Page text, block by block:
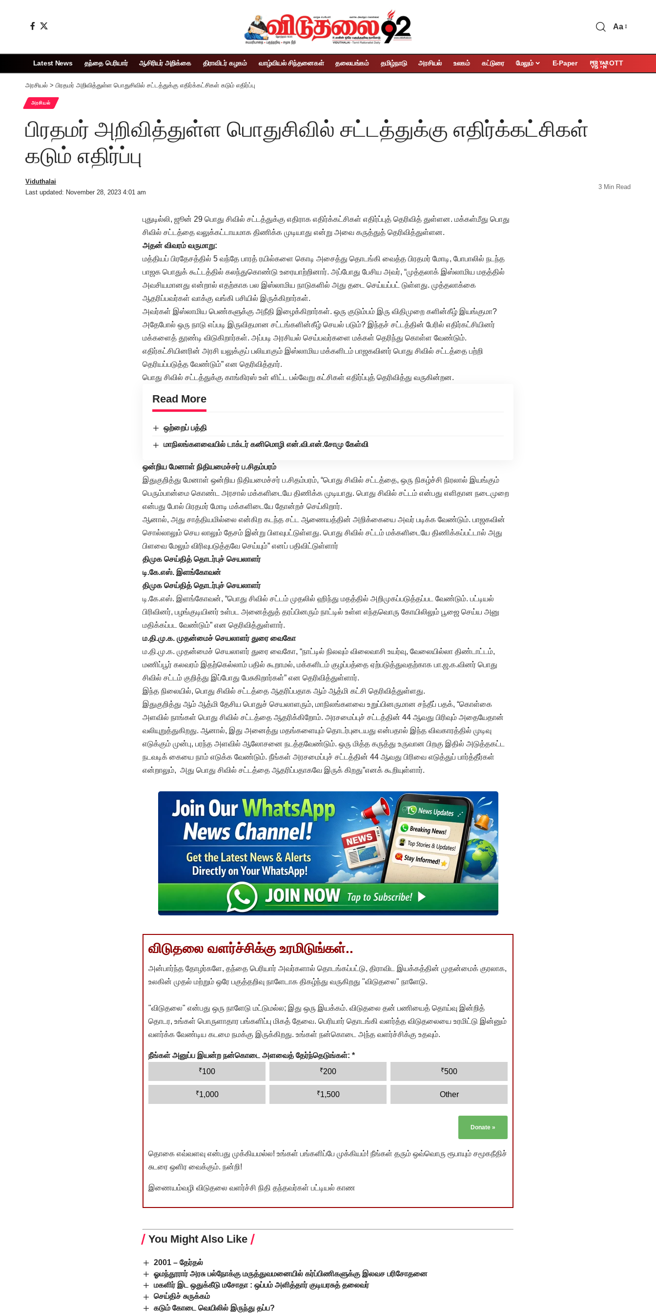
Aa
Latest News தந்தை பெரியார் ஆசிரியர் அறிக்கை திராவிடர் கழகம் வாழ்வியல் சிந்தனைகள் தலையங்கம் தமிழ்நாடு அரசியல் உலகம் கட்டுரை மேலும் E-Paper OTT
அரசியல் > பிரதமர் அறிவித்துள்ள பொதுசிவில் சட்டத்துக்கு எதிர்க்கட்சிகள் கடும் எதிர்ப்பு
அரசியல்
பிரதமர் அறிவித்துள்ள பொதுசிவில் சட்டத்துக்கு எதிர்க்கட்சிகள்
கடும் எதிர்ப்பு
Last updated: November 28, 2023 4:01 am
Viduthalai
3 Min Read
புதுடில்லி, ஜூன் 29 பொது சிவில் சட்டத்துக்கு எதிராக எதிர்க்கட்சிகள் எதிர்ப்புத் தெரிவித் துள்ளன. மக்கள்மீது பொது
சிவில் சட்டத்தை வலுக்கட்டாயமாக திணிக்க முடியாது என்று அவை கருத்துத் தெரிவித்துள்ளன.
அதன் விவரம் வருமாறு:
மத்தியப் பிரதேசத்தில் 5 வந்தே பாரத் ரயில்களை கொடி அசைத்து தொடங்கி வைத்த பிரதமர் மோடி, போபாலில் நடந்த
பாஜக பொதுக் கூட்டத்தில் கலந்துகொண்டு உரையாற்றினார். அப்போது பேசிய அவர், “முத்தலாக் இஸ்லாமிய மதத்தில்
அவசியமானது என்றால் எதற்காக பல இஸ்லாமிய நாடுகளில் அது தடை செய்யப்பட் டுள்ளது. முத்தலாக்கை
ஆதரிப்பவர்கள் வாக்கு வங்கி பசியில் இருக்கிறார்கள்.
அவர்கள் இஸ்லாமிய பெண்களுக்கு அநீதி இழைக்கிறார்கள். ஒரு குடும்பம் இரு விதிமுறை களின்கீழ் இயங்குமா?
அதேபோல் ஒரு நாடு எப்படி இருவிதமான சட்டங்களின்கீழ் செயல் படும்? இந்தச் சட்டத்தின் பேரில் எதிர்கட்சியினர்
மக்களைத் தூண்டி விடுகிறார்கள். அப்படி அரசியல் செய்பவர்களை மக்கள் தெரிந்து கொள்ள வேண்டும்.
எதிர்கட்சியினரின் அரசி யலுக்குப் பலியாகும் இஸ்லாமிய மக்களிடம் பாஜகவினர் பொது சிவில் சட்டத்தை பற்றி
தெரியப்படுத்த வேண்டும்” என தெரிவித்தார்.
பொது சிவில் சட்டத்துக்கு காங்கிரஸ் உள் ளிட்ட பல்வேறு கட்சிகள் எதிர்ப்புத் தெரிவித்து வருகின்றன.
Read More
ஒற்றைப் பத்தி
மாநிலங்களவையில் டாக்டர் கனிமொழி என்.வி.என்.சோமு கேள்வி
ஒன்றிய மேனாள் நிதியமைச்சர் ப.சிதம்பரம்
இதுகுறித்து மேனாள் ஒன்றிய நிதியமைச்சர் ப.சிதம்பரம், “பொது சிவில் சட்டத்தை, ஒரு நிகழ்ச்சி நிரலால் இயங்கும்
பெரும்பான்மை கொண்ட அரசால் மக்களிடையே திணிக்க முடியாது. பொது சிவில் சட்டம் என்பது எளிதான நடைமுறை
என்பது போல் பிரதமர் மோடி மக்களிடையே தோன்றச் செய்கிறார்.
ஆனால், அது சாத்தியமில்லை என்கிற கடந்த சட்ட ஆணையத்தின் அறிக்கையை அவர் படிக்க வேண்டும். பாஜகவின்
சொல்லாலும் செய லாலும் தேசம் இன்று பிளவுபட்டுள்ளது. பொது சிவில் சட்டம் மக்களிடையே திணிக்கப்பட்டால் அது
பிளவை மேலும் விரிவுபடுத்தவே செய்யும்” எனப் பதிவிட்டுள்ளார்
திமுக செய்தித் தொடர்புச் செயலாளர்
டி.கே.எஸ். இளங்கோவன்
திமுக செய்தித் தொடர்புச் செயலாளர்
டி.கே.எஸ். இளங்கோவன், “பொது சிவில் சட்டம் முதலில் ஹிந்து மதத்தில் அறிமுகப்படுத்தப்பட வேண்டும். பட்டியல்
பிரிவினர், பழங்குடியினர் உள்பட அனைத்துத் தரப்பினரும் நாட்டில் உள்ள எந்தவொரு கோயிலிலும் பூஜை செய்ய அனு
மதிக்கப்பட வேண்டும்” என தெரிவித்துள்ளார்.
ம.தி.மு.க. முதன்மைச் செயலாளர் துரை வைகோ
ம.தி.மு.க. முதன்மைச் செயலாளர் துரை வைகோ, “நாட்டில் நிலவும் விலைவாசி உயர்வு, வேலையில்லா திண்டாட்டம்,
மணிப்பூர் கலவரம் இதற்கெல்லாம் பதில் கூறாமல், மக்களிடம் குழப்பத்தை ஏற்படுத்துவதற்காக பா.ஜ.க.வினர் பொது
சிவில் சட்டம் குறித்து இப்போது பேசுகிறார்கள்” என தெரிவித்துள்ளார்.
இந்த நிலையில், பொது சிவில் சட்டத்தை ஆதரிப்பதாக ஆம் ஆத்மி கட்சி தெரிவித்துள்ளது.
இதுகுறித்து ஆம் ஆத்மி தேசிய பொதுச் செயலாளரும், மாநிலங்களவை உறுப்பினருமான சந்தீப் பதக், “கொள்கை
அளவில் நாங்கள் பொது சிவில் சட்டத்தை ஆதரிக்கிறோம். அரசமைப்புச் சட்டத்தின் 44 ஆவது பிரிவும் அதையேதான்
வலியுறுத்துகிறது. ஆனால், இது அனைத்து மதங்களையும் தொடர்புடையது என்பதால் இந்த விவகாரத்தில் முடிவு
எடுக்கும் முன்பு, பரந்த அளவில் ஆலோசனை நடத்தவேண்டும். ஒரு மித்த கருத்து உருவான பிறகு இதில் அடுத்தகட்ட
நடவடிக் கையை நாம் எடுக்க வேண்டும். நீங்கள் அரசமைப்புச் சட்டத்தின் 44 ஆவது பிரிவை எடுத்துப் பார்த்தீர்கள்
என்றாலும், அது பொது சிவில் சட்டத்தை ஆதரிப்பதாகவே இருக் கிறது”எனக் கூறியுள்ளார்.
விடுதலை வளர்ச்சிக்கு உரமிடுங்கள்..
அன்பார்ந்த தோழர்களே, தந்தை பெரியார் அவர்களால் தொடங்கப்பட்டு, திராவிட இயக்கத்தின் முதன்மைக் குரலாக,
உலகின் முதல் மற்றும் ஒரே பகுத்தறிவு நாளேடாக திகழ்ந்து வருகிறது "விடுதலை" நாளேடு.
"விடுதலை" என்பது ஒரு நாளேடு மட்டுமல்ல; இது ஒரு இயக்கம். விடுதலை தன் பணியைத் தொய்வு இன்றித்
தொடர, உங்கள் பொருளாதார பங்களிப்பு மிகத் தேவை. பெரியார் தொடங்கி வளர்த்த விடுதலையை உரமிட்டு இன்னும்
வளர்க்க வேண்டிய கடமை நமக்கு இருக்கிறது. உங்கள் நன்கொடை அந்த வளர்ச்சிக்கு உதவும்.
நீங்கள் அனுப்ப இயன்ற நன்கொடை அளவைத் தேர்ந்தெடுங்கள்: *
₹100 ₹200 ₹500
₹1,000 ₹1,500 Other
Donate »
தொகை எவ்வளவு என்பது முக்கியமல்ல! உங்கள் பங்களிப்பே முக்கியம்! நீங்கள் தரும் ஒவ்வொரு ரூபாயும் சமூகநீதிச்
சுடரை ஒளிர வைக்கும். நன்றி!
இணையம்வழி விடுதலை வளர்ச்சி நிதி தந்தவர்கள் பட்டியல் காண
You Might Also Like
2001 – தேர்தல்
ஓமந்தூரார் அரசு பல்நோக்கு மருத்துவமனையில் கர்ப்பிணிகளுக்கு இலவச பரிசோதனை
மகளிர் இட ஒதுக்கீடு மசோதா : ஒப்பம் அளித்தார் குடியரசுத் தலைவர்
செய்திச் சுருக்கம்
கடும் கோடை வெயிலில் இருந்து தப்ப?